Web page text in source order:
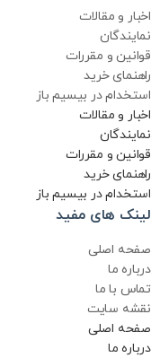
اخبار و مقالات
نمایندگان
قوانین و مقررات
راهنمای خرید
استخدام در بیسیم باز
اخبار و مقالات
نمایندگان
قوانین و مقررات
راهنمای خرید
استخدام در بیسیم باز
لینک های مفید
صفحه اصلی
درباره ما
تماس با ما
نقشه سایت
صفحه اصلی
درباره ما